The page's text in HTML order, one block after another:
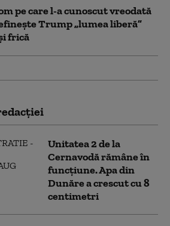
pe care l-a cunoscut vreodată
Trump „lumea liberă”
frică
Unitatea 2 de la
Cernavodă rămâne în
funcțiune. Apa din
Dunăre a crescut cu 8
centimetri